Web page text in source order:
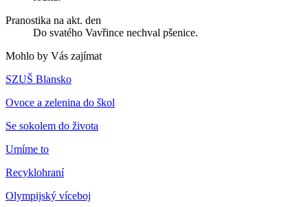
Pranostika na akt. den
Do svatého Vavřince nechval pšenice.
Mohlo by Vás zajímat
SZUŠ Blansko
Ovoce a zelenina do škol
Se sokolem do života
Umíme to
Recyklohraní
Olympijský víceboj